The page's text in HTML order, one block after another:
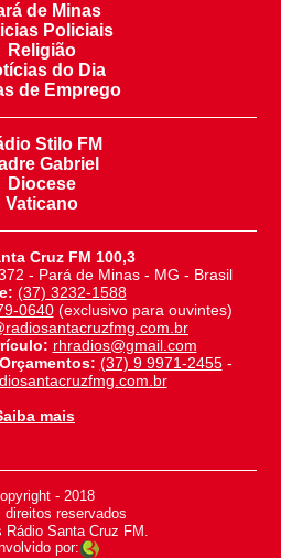
de Minas
Policiais
Religião
do Dia
de Emprego
Stilo FM
Gabriel
Diocese
Vaticano
Cruz FM 100,3
- Pará de Minas - MG - Brasil
(37) 3232-1588
0640(exclusivo para ouvintes)
rhradios@gmail.com
(37) 9 9971-2455-
mais
- 2018
-
direitos reservados
-
Rádio Santa Cruz FM.
por: